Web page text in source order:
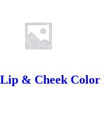
Lip & Cheek Color